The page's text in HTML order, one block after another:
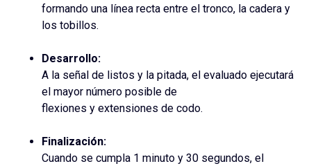
formando una línea recta entre el tronco, la cadera y
los tobillos.
Desarrollo:
A la señal de listos y la pitada, el evaluado ejecutará
el mayor número posible de
flexiones y extensiones de codo.
Finalización:
Cuando se cumpla 1 minuto y 30 segundos, el